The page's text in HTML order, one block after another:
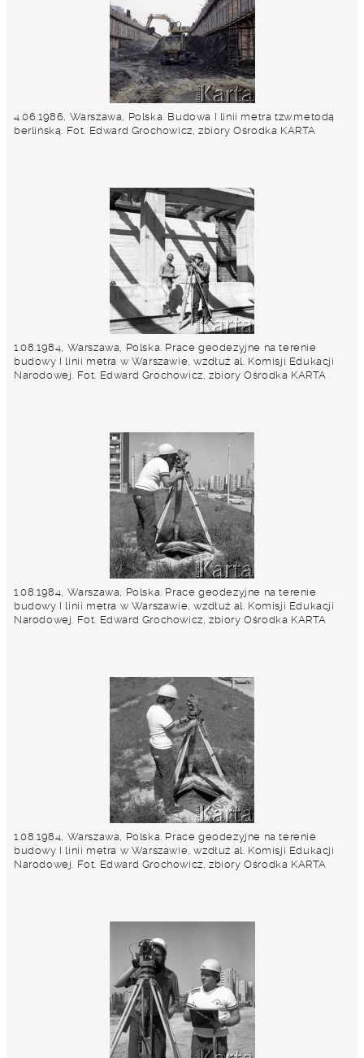
4.06.1986, Warszawa, Polska. Budowa I linii metra tzw.metodą
berlińską. Fot. Edward Grochowicz, zbiory Ośrodka KARTA
1.08.1984, Warszawa, Polska. Prace geodezyjne na terenie
budowy I linii metra w Warszawie, wzdłuż al. Komisji Edukacji
Narodowej. Fot. Edward Grochowicz, zbiory Ośrodka KARTA
1.08.1984, Warszawa, Polska. Prace geodezyjne na terenie
budowy I linii metra w Warszawie, wzdłuż al. Komisji Edukacji
Narodowej. Fot. Edward Grochowicz, zbiory Ośrodka KARTA
1.08.1984, Warszawa, Polska. Prace geodezyjne na terenie
budowy I linii metra w Warszawie, wzdłuż al. Komisji Edukacji
Narodowej. Fot. Edward Grochowicz, zbiory Ośrodka KARTA